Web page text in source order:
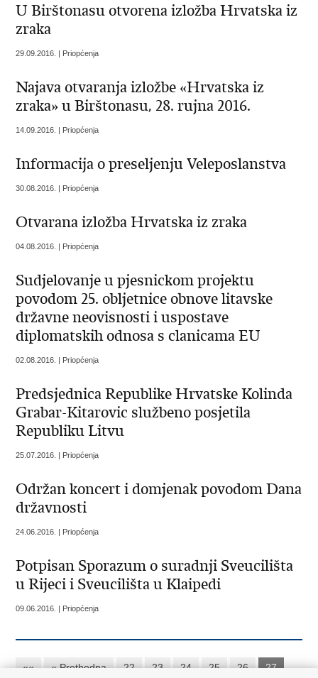
U Birštonasu otvorena izložba Hrvatska iz
zraka
29.09.2016. | Priopćenja
Najava otvaranja izložbe «Hrvatska iz
zraka» u Birštonasu, 28. rujna 2016.
14.09.2016. | Priopćenja
Informacija o preseljenju Veleposlanstva
30.08.2016. | Priopćenja
Otvarana izložba Hrvatska iz zraka
04.08.2016. | Priopćenja
Sudjelovanje u pjesnickom projektu
povodom 25. obljetnice obnove litavske
državne neovisnosti i uspostave
diplomatskih odnosa s clanicama EU
02.08.2016. | Priopćenja
Predsjednica Republike Hrvatske Kolinda
Grabar-Kitarovic službeno posjetila
Republiku Litvu
25.07.2016. | Priopćenja
Održan koncert i domjenak povodom Dana
državnosti
24.06.2016. | Priopćenja
Potpisan Sporazum o suradnji Sveucilišta
u Rijeci i Sveucilišta u Klaipedi
09.06.2016. | Priopćenja
«« « Prethodna 22 23 24 25 26 27